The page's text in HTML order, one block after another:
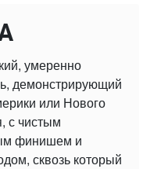
умеренно
демонстрирующий
или Нового
с чистым
финишем и
сквозь который